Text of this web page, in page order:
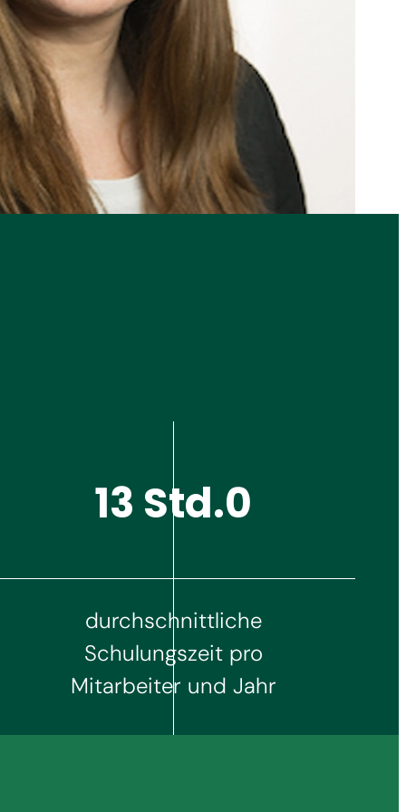
14 Std.
durchschnittliche
Schulungszeit pro
Mitarbeiter und Jahr